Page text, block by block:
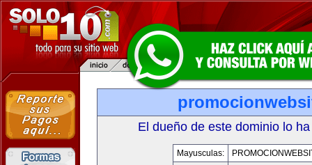
El dueño de este dominio lo
Mayusculas: